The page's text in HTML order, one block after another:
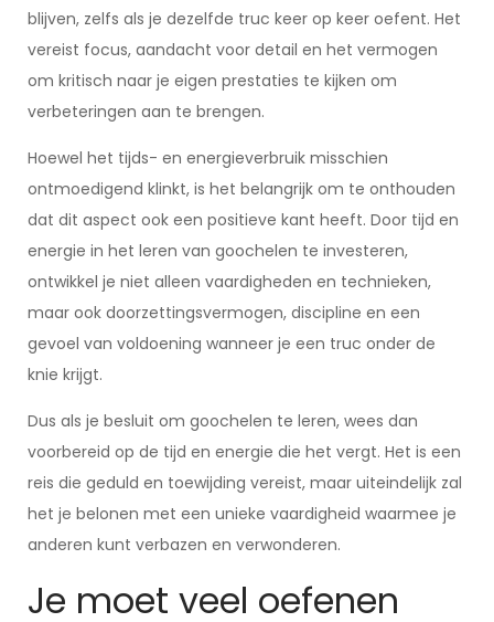
blijven, zelfs als je dezelfde truc keer op keer oefent. Het
vereist focus, aandacht voor detail en het vermogen
om kritisch naar je eigen prestaties te kijken om
verbeteringen aan te brengen.
Hoewel het tijds- en energieverbruik misschien
ontmoedigend klinkt, is het belangrijk om te onthouden
dat dit aspect ook een positieve kant heeft. Door tijd en
energie in het leren van goochelen te investeren,
ontwikkel je niet alleen vaardigheden en technieken,
maar ook doorzettingsvermogen, discipline en een
gevoel van voldoening wanneer je een truc onder de
knie krijgt.
Dus als je besluit om goochelen te leren, wees dan
voorbereid op de tijd en energie die het vergt. Het is een
reis die geduld en toewijding vereist, maar uiteindelijk zal
het je belonen met een unieke vaardigheid waarmee je
anderen kunt verbazen en verwonderen.
Je moet veel oefenen